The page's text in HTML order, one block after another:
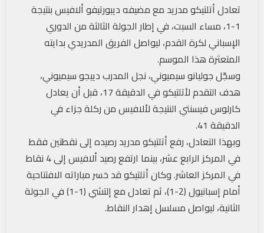
تعادل أتلتيكو مدريد مع مضيفه ديبورتيفو ألافيس بنتيجة
1-1، مساء السبت، في إطار الجولة الثالثة من الدوري
الإسباني لكرة القدم، ليواصل الفريق المدريدي بدايته
المتعثرة هذا الموسم.
وسجّل جوليانو سيميوني، نجل المدرب دييجو سيميوني،
هدف التقدم لأتلتيكو في الدقيقة 17، قبل أن يعادل
كارلوس فيسنتي النتيجة لألافيس من ركلة جزاء في
الدقيقة 41.
وبهذا التعادل، رفع أتلتيكو مدريد رصيده إلى نقطتين فقط
في المركز الرابع عشر، بينما ارتفع رصيد ألافيس إلى 4 نقاط
في المركز العاشر. وكان أتلتيكو قد خسر مباراته الافتتاحية
أمام إسبانيول (2-1)، ثم تعادل مع إلتشي (1-1) في الجولة
الثانية، ليواصل مسلسل إهدار النقاط.